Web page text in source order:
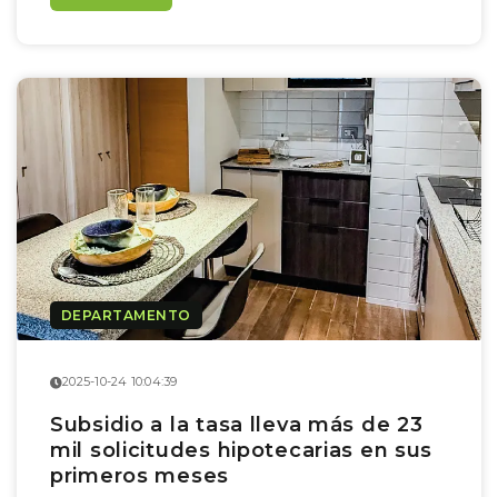
DEPARTAMENTO
2025-10-24 10:04:39
Subsidio a la tasa lleva más de 23
mil solicitudes hipotecarias en sus
primeros meses